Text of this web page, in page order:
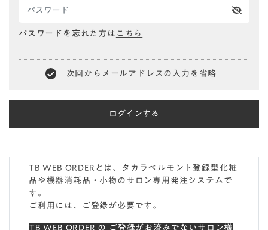
パスワードを忘れた方は こちら
次回からメールアドレスの入力を省略
TB WEB ORDERとは、タカラベルモント登録型化粧
品や機器消耗品・小物のサロン専用発注システムで
す。
ご利用には、ご登録が必要です。
TB WEB ORDER の ご登録がお済みでないサロン様